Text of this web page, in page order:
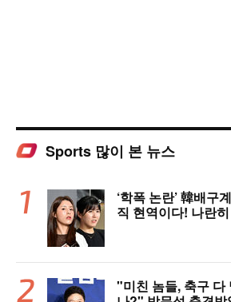
Sports 많이 본 뉴스
‘학폭 논란’ 韓배구
직 현역이다! 나란
"미친 놈들, 축구 다